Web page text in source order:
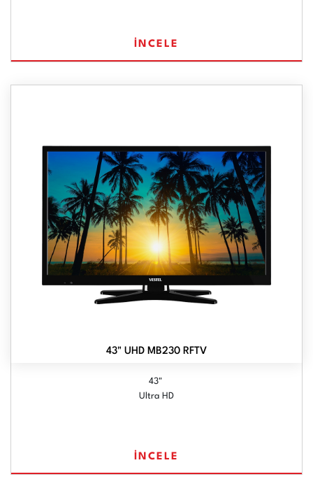
İNCELE
43" UHD MB230 RFTV
43"
Ultra HD
İNCELE